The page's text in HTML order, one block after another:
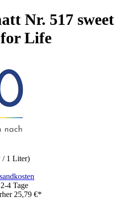
Nr. 517 sweet
Life
/ 1 Liter)
4 Tage
25,79 €*